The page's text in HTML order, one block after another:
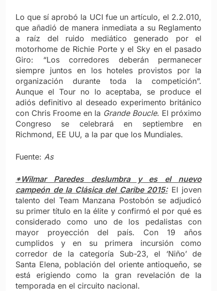
Lo que sí aprobó la UCI fue un artículo, el 2.2.010,
que añadió de manera inmediata a su Reglamento
a raíz del ruido mediático generado por el
motorhome de Richie Porte y el Sky en el pasado
Giro: “Los corredores deberán permanecer
siempre juntos en los hoteles provistos por la
organización durante toda la competición”.
Aunque el Tour no lo aceptaba, se produce el
adiós definitivo al deseado experimento británico
con Chris Froome en la Grande Boucle. El próximo
Congreso se celebrará en septiembre en
Richmond, EE UU, a la par que los Mundiales.
Fuente: As
*Wilmar Paredes deslumbra y es el nuevo
campeón de la Clásica del Caribe 2015:El joven
talento del Team Manzana Postobón se adjudicó
su primer título en la élite y confirmó el por qué es
considerado como uno de los pedalistas con
mayor proyección del país. Con 19 años
cumplidos y en su primera incursión como
corredor de la categoría Sub-23, el ‘Niño’ de
Santa Elena, población del oriente antioqueño, se
está erigiendo como la gran revelación de la
temporada en el circuito nacional.